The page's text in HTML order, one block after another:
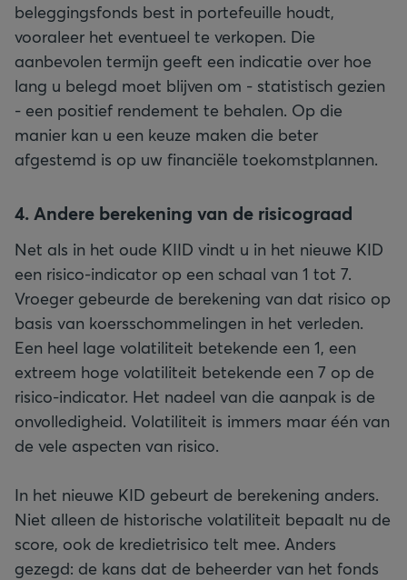
beleggingsfonds best in portefeuille houdt,
vooraleer het eventueel te verkopen. Die
aanbevolen termijn geeft een indicatie over hoe
lang u belegd moet blijven om - statistisch gezien
- een positief rendement te behalen. Op die
manier kan u een keuze maken die beter
afgestemd is op uw financiële toekomstplannen.
4. Andere berekening van de risicograad
Net als in het oude KIID vindt u in het nieuwe KID
een risico-indicator op een schaal van 1 tot 7.
Vroeger gebeurde de berekening van dat risico op
basis van koersschommelingen in het verleden.
Een heel lage volatiliteit betekende een 1, een
extreem hoge volatiliteit betekende een 7 op de
risico-indicator. Het nadeel van die aanpak is de
onvolledigheid. Volatiliteit is immers maar één van
de vele aspecten van risico.
In het nieuwe KID gebeurt de berekening anders.
Niet alleen de historische volatiliteit bepaalt nu de
score, ook de kredietrisico telt mee. Anders
gezegd: de kans dat de beheerder van het fonds